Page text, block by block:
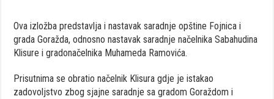
Ova izložba predstavlja i nastavak saradnje opštine Fojnica i
grada Goražda, odnosno nastavak saradnje načelnika Sabahudina
Klisure i gradonačelnika Muhameda Ramovića.
Prisutnima se obratio načelnik Klisura gdje je istakao
zadovoljstvo zbog sjajne saradnje sa gradom Goraždom i